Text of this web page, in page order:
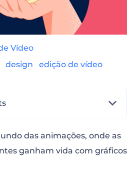
Vídeo
design edição de vídeo
das animações, onde as
ganham vida com gráficos